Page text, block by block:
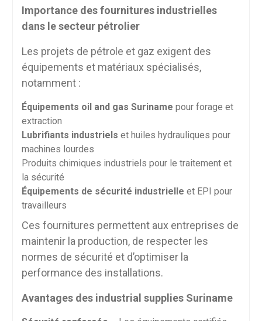
Importance des fournitures industrielles
dans le secteur pétrolier
Les projets de pétrole et gaz exigent des
équipements et matériaux spécialisés,
notamment :
Équipements oil and gas Suriname pour forage et
extraction
Lubrifiants industriels et huiles hydrauliques pour
machines lourdes
Produits chimiques industriels pour le traitement et
la sécurité
Équipements de sécurité industrielle et EPI pour
travailleurs
Ces fournitures permettent aux entreprises de
maintenir la production, de respecter les
normes de sécurité et d’optimiser la
performance des installations.
Avantages des industrial supplies Suriname